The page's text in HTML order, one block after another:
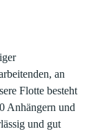
an
Flotte besteht
Anhängern und
und gut